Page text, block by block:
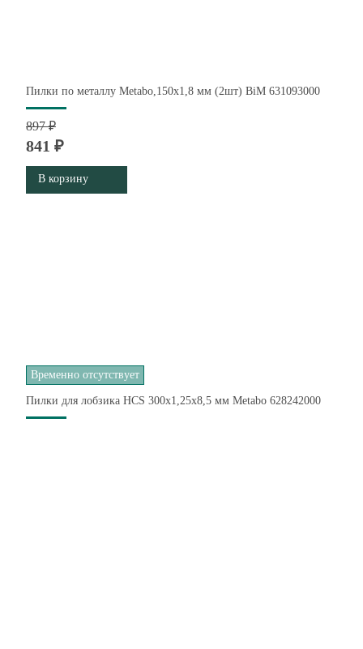
Пилки по металлу Metabo,150х1,8 мм (2шт) BiM 631093000
897 ₽
841 ₽
В корзину
Временно отсутствует
Пилки для лобзика HCS 300x1,25х8,5 мм Metabo 628242000